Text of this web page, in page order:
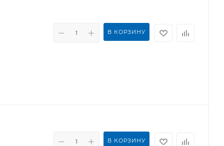
В КОРЗИНУ
В КОРЗИНУ